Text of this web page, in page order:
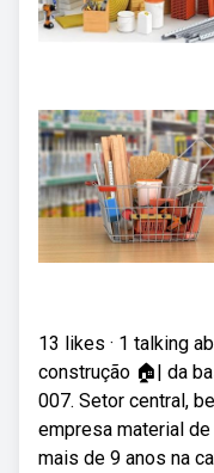
13 likes · 1 talking
construção 🏠| da
007. Setor central,
empresa material
mais de 9 anos na